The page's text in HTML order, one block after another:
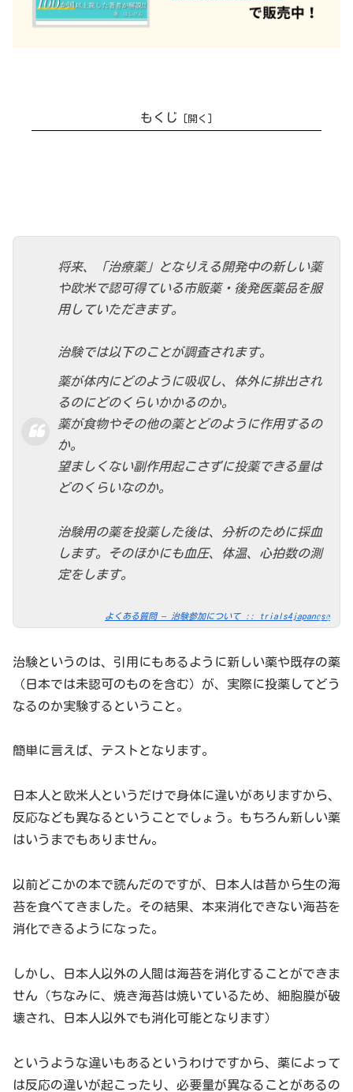
もくじ
将来、「治療薬」となりえる開発中の新しい薬
や欧米で認可得ている市販薬・後発医薬品を服
用していただきます。
治験では以下のことが調査されます。
薬が体内にどのように吸収し、体外に排出され
るのにどのくらいかかるのか。
薬が食物やその他の薬とどのように作用するの
か。
望ましくない副作用起こさずに投薬できる量は
どのくらいなのか。
治験用の薬を投薬した後は、分析のために採血
します。そのほかにも血圧、体温、心拍数の測
定をします。
よくある質問 – 治験参加について :: trials4japanese
治験というのは、引用にもあるように新しい薬や既存の薬
（日本では未認可のものを含む）が、実際に投薬してどう
なるのか実験するということ。
簡単に言えば、テストとなります。
日本人と欧米人というだけで身体に違いがありますから、
反応なども異なるということでしょう。もちろん新しい薬
はいうまでもありません。
以前どこかの本で読んだのですが、日本人は昔から生の海
苔を食べてきました。その結果、本来消化できない海苔を
消化できるようになった。
しかし、日本人以外の人間は海苔を消化することができま
せん（ちなみに、焼き海苔は焼いているため、細胞膜が破
壊され、日本人以外でも消化可能となります）
というような違いもあるというわけですから、薬によって
は反応の違いが起こったり、必要量が異なることがあるの